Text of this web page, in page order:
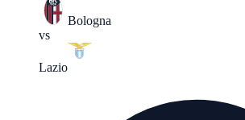
Bologna
vs
Lazio